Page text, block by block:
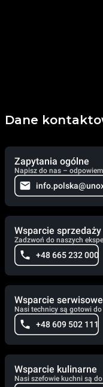
Dane
Zapytania ogólne
Napisz do nas –
Wsparcie sprzedaży
Zadzwoń do naszych
+48 665 232 000
Wsparcie serwisowe
Nasi technicy są gotowi
+48 609 502 111
Wsparcie kulinarne
Nasi szefowie kuchni są